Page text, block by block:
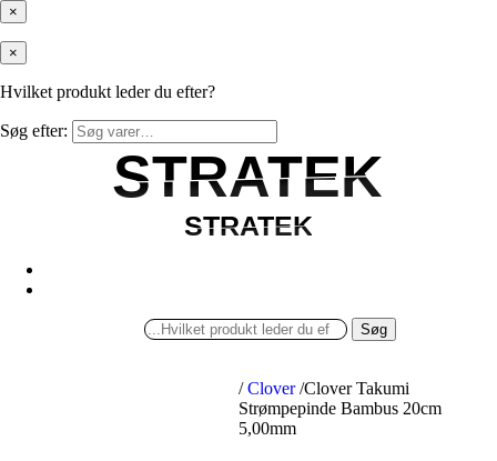
×
×
Hvilket produkt leder du efter?
Søg efter:
STRATEK
STRATEK
STRATEK
STRATEK
Søg
/ Clover /Clover Takumi
Strømpepinde Bambus 20cm
5,00mm